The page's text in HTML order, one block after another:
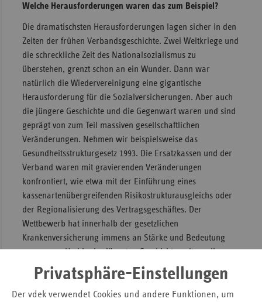
Privatsphäre-Einstellungen
Der vdek verwendet Cookies und andere Funktionen, um
Welche Herausforderungen waren das zum Beispiel?
Die dramatischsten Herausforderungen lagen sicher in den
Zeiten der frühen Verbandsgeschichte. Zwei Weltkriege und
die schreckliche Zeit des Nationalsozialismus zu
überstehen, grenzt schon an ein Wunder. Dann war
natürlich die Wiedervereinigung eine gigantische
Herausforderung für die Sozialversicherungen. Aber auch
die jüngere Geschichte und die Gegenwart waren und sind
geprägt von zum Teil massiven gesellschaftlichen
Veränderungen. Nehmen wir beispielsweise das
Gesundheitsstrukturgesetz 1993. Die Ersatzkassen und der
Verband waren mit gravierenden Veränderungen
konfrontiert, wie etwa mit der Einführung eines
kassenartenübergreifenden Risikostrukturausgleichs oder
der Regionalisierung des Vertragsgeschäftes. Der
Wettbewerb hat innerhalb der gesetzlichen
Krankenversicherung immens an Stärke und Bedeutung
gewonnen. Und in der jüngsten Geschichte galt es, die
Organisationsreform (Einführung des Gesundheitsfonds,
Einführung des GKV-Spitzenverbandes) zu schultern. Heute
sind es derdemografische Wandelund natürlich immer